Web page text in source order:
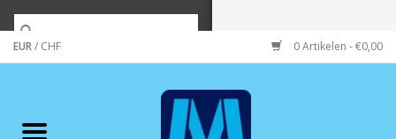
EUR/ CHF 0 Artikelen - €0,00
Merken